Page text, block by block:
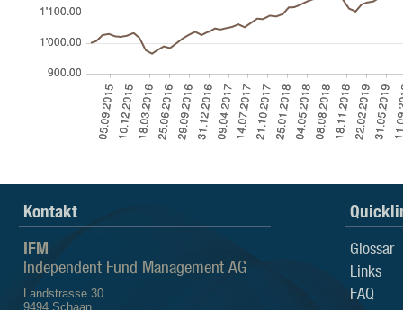
Kontakt
IFM
Independent Fund Management AG
Landstrasse 30
9494 Schaan
Glossar
Links
FAQ